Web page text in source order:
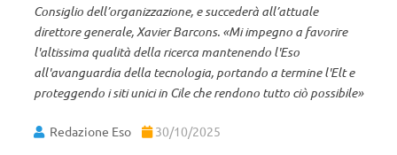
Consiglio dell’organizzazione, e succederà all’attuale
direttore generale, Xavier Barcons. «Mi impegno a favorire
l'altissima qualità della ricerca mantenendo l'Eso
all'avanguardia della tecnologia, portando a termine l'Elt e
proteggendo i siti unici in Cile che rendono tutto ciò possibile»
Redazione Eso 30/10/2025